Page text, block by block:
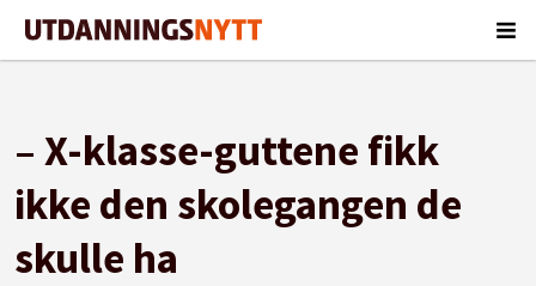
– X-klasse-guttene fikk
ikke den skolegangen de
skulle ha